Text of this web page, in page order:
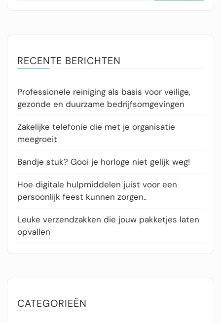
RECENTE BERICHTEN
Professionele reiniging als basis voor veilige,
gezonde en duurzame bedrijfsomgevingen
Zakelijke telefonie die met je organisatie
meegroeit
Bandje stuk? Gooi je horloge niet gelijk weg!
Hoe digitale hulpmiddelen juist voor een
persoonlijk feest kunnen zorgen..
Leuke verzendzakken die jouw pakketjes laten
opvallen
CATEGORIEËN